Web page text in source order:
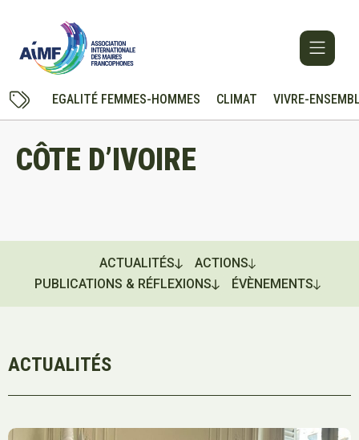
EGALITÉ FEMMES-HOMMES CLIMAT VIVRE-
CÔTE D’IVOIRE
ACTUALITÉS
ACTIONS
PUBLICATIONS & RÉFLEXIONS
ÉVÈNEMENTS
ACTUALITÉS